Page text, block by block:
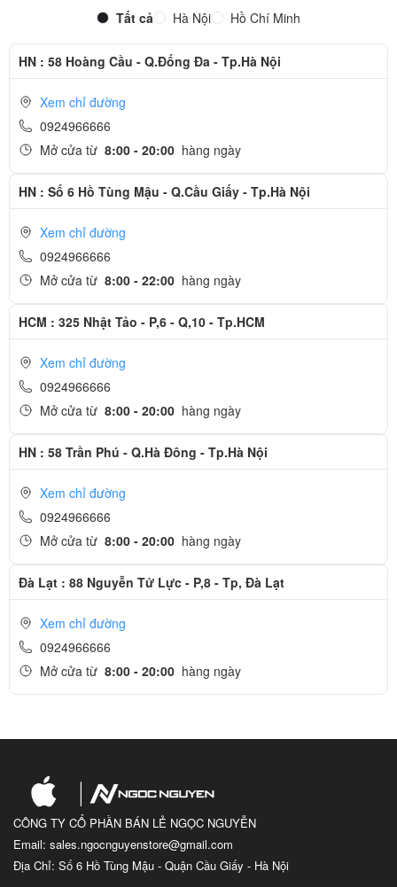
Tất cả Hà Nội Hồ Chí Minh
HN : 58 Hoàng Cầu - Q.Đống Đa - Tp.Hà Nội
Xem chỉ đường
0924966666
Mở cửa từ 8:00 - 20:00 hàng ngày
HN : Số 6 Hồ Tùng Mậu - Q.Cầu Giấy - Tp.Hà Nội
Xem chỉ đường
0924966666
Mở cửa từ 8:00 - 22:00 hàng ngày
HCM : 325 Nhật Tảo - P,6 - Q,10 - Tp.HCM
Xem chỉ đường
0924966666
Mở cửa từ 8:00 - 20:00 hàng ngày
HN : 58 Trần Phú - Q.Hà Đông - Tp.Hà Nội
Xem chỉ đường
0924966666
Mở cửa từ 8:00 - 20:00 hàng ngày
Đà Lạt : 88 Nguyễn Tử Lực - P,8 - Tp, Đà Lạt
Xem chỉ đường
0924966666
Mở cửa từ 8:00 - 20:00 hàng ngày
CÔNG TY CỔ PHẦN BÁN LẺ NGỌC NGUYỄN
Email: sales.ngocnguyenstore@gmail.com
Địa Chỉ: Số 6 Hồ Tùng Mậu - Quận Cầu Giấy - Hà Nội